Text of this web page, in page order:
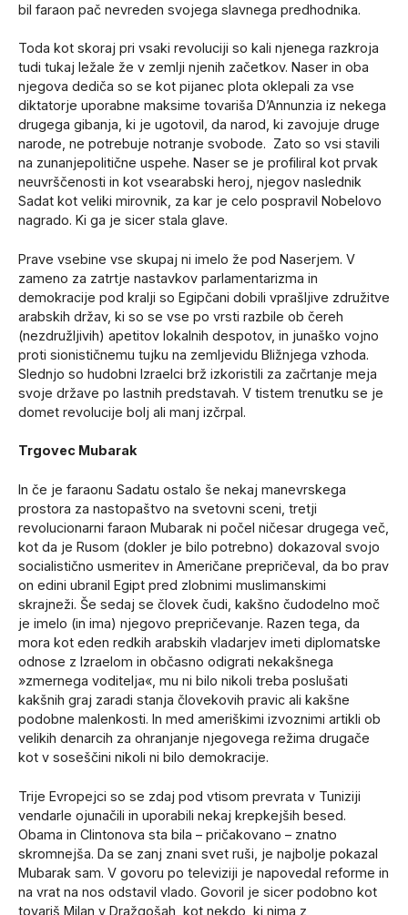
bil faraon pač nevreden svojega slavnega predhodnika.
Toda kot skoraj pri vsaki revoluciji so kali njenega razkroja
tudi tukaj ležale že v zemlji njenih začetkov. Naser in oba
njegova dediča so se kot pijanec plota oklepali za vse
diktatorje uporabne maksime tovariša D’Annunzia iz nekega
drugega gibanja, ki je ugotovil, da narod, ki zavojuje druge
narode, ne potrebuje notranje svobode. Zato so vsi stavili
na zunanjepolitične uspehe. Naser se je profiliral kot prvak
neuvrščenosti in kot vsearabski heroj, njegov naslednik
Sadat kot veliki mirovnik, za kar je celo pospravil Nobelovo
nagrado. Ki ga je sicer stala glave.
Prave vsebine vse skupaj ni imelo že pod Naserjem. V
zameno za zatrtje nastavkov parlamentarizma in
demokracije pod kralji so Egipčani dobili vprašljive združitve
arabskih držav, ki so se vse po vrsti razbile ob čereh
(nezdružljivih) apetitov lokalnih despotov, in junaško vojno
proti sionističnemu tujku na zemljevidu Bližnjega vzhoda.
Slednjo so hudobni Izraelci brž izkoristili za začrtanje meja
svoje države po lastnih predstavah. V tistem trenutku se je
domet revolucije bolj ali manj izčrpal.
Trgovec Mubarak
In če je faraonu Sadatu ostalo še nekaj manevrskega
prostora za nastopaštvo na svetovni sceni, tretji
revolucionarni faraon Mubarak ni počel ničesar drugega več,
kot da je Rusom (dokler je bilo potrebno) dokazoval svojo
socialistično usmeritev in Američane prepričeval, da bo prav
on edini ubranil Egipt pred zlobnimi muslimanskimi
skrajneži. Še sedaj se človek čudi, kakšno čudodelno moč
je imelo (in ima) njegovo prepričevanje. Razen tega, da
mora kot eden redkih arabskih vladarjev imeti diplomatske
odnose z Izraelom in občasno odigrati nekakšnega
»zmernega voditelja«, mu ni bilo nikoli treba poslušati
kakšnih graj zaradi stanja človekovih pravic ali kakšne
podobne malenkosti. In med ameriškimi izvoznimi artikli ob
velikih denarcih za ohranjanje njegovega režima drugače
kot v soseščini nikoli ni bilo demokracije.
Trije Evropejci so se zdaj pod vtisom prevrata v Tuniziji
vendarle ojunačili in uporabili nekaj krepkejših besed.
Obama in Clintonova sta bila – pričakovano – znatno
skromnejša. Da se zanj znani svet ruši, je najbolje pokazal
Mubarak sam. V govoru po televiziji je napovedal reforme in
na vrat na nos odstavil vlado. Govoril je sicer podobno kot
tovariš Milan v Dražgošah, kot nekdo, ki nima z